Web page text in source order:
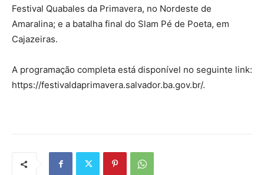
Festival Quabales da Primavera, no Nordeste de
Amaralina; e a batalha final do Slam Pé de Poeta, em
Cajazeiras.
A programação completa está disponível no seguinte link:
https://festivaldaprimavera.salvador.ba.gov.br/.